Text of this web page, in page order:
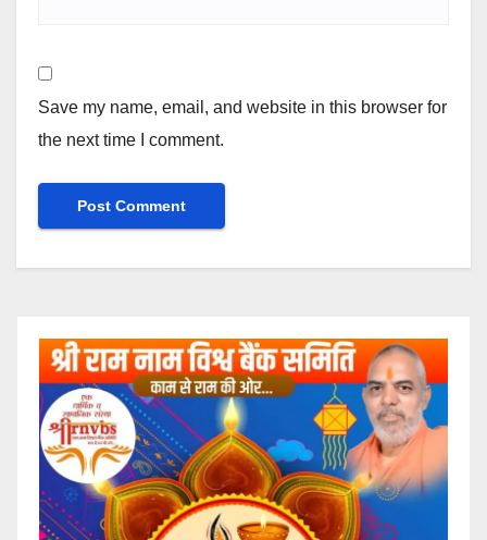
Save my name, email, and website in this browser for
the next time I comment.